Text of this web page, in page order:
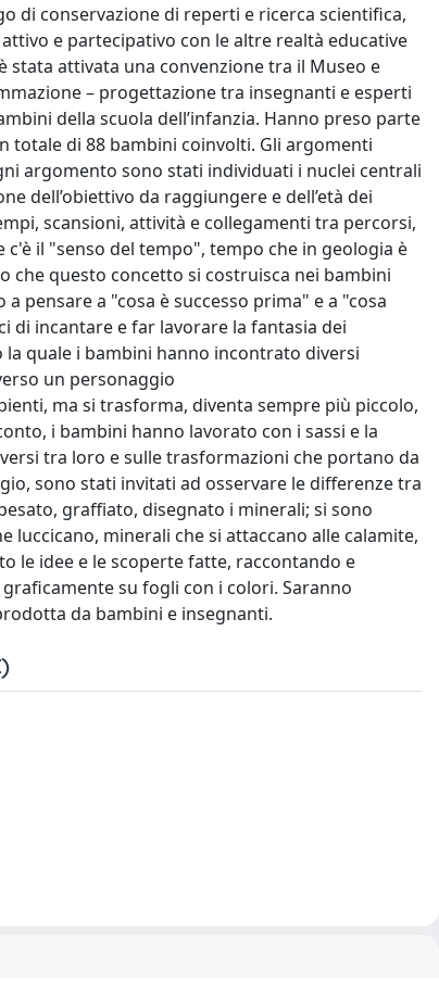
di conservazione di reperti e ricerca scientifica,
e partecipativo con le altre realtà educative
attivata una convenzione tra il Museo e
– progettazione tra insegnanti e esperti
della scuola dell’infanzia. Hanno preso parte
totale di 88 bambini coinvolti. Gli argomenti
argomento sono stati individuati i nuclei centrali
dell’obiettivo da raggiungere e dell’età dei
scansioni, attività e collegamenti tra percorsi,
il "senso del tempo", tempo che in geologia è
che questo concetto si costruisca nei bambini
pensare a "cosa è successo prima" e a "cosa
di incantare e far lavorare la fantasia dei
quale i bambini hanno incontrato diversi
un personaggio
ma si trasforma, diventa sempre più piccolo,
i bambini hanno lavorato con i sassi e la
tra loro e sulle trasformazioni che portano da
sono stati invitati ad osservare le differenze tra
graffiato, disegnato i minerali; si sono
minerali che si attaccano alle calamite,
le idee e le scoperte fatte, raccontando e
su fogli con i colori. Saranno
da bambini e insegnanti.